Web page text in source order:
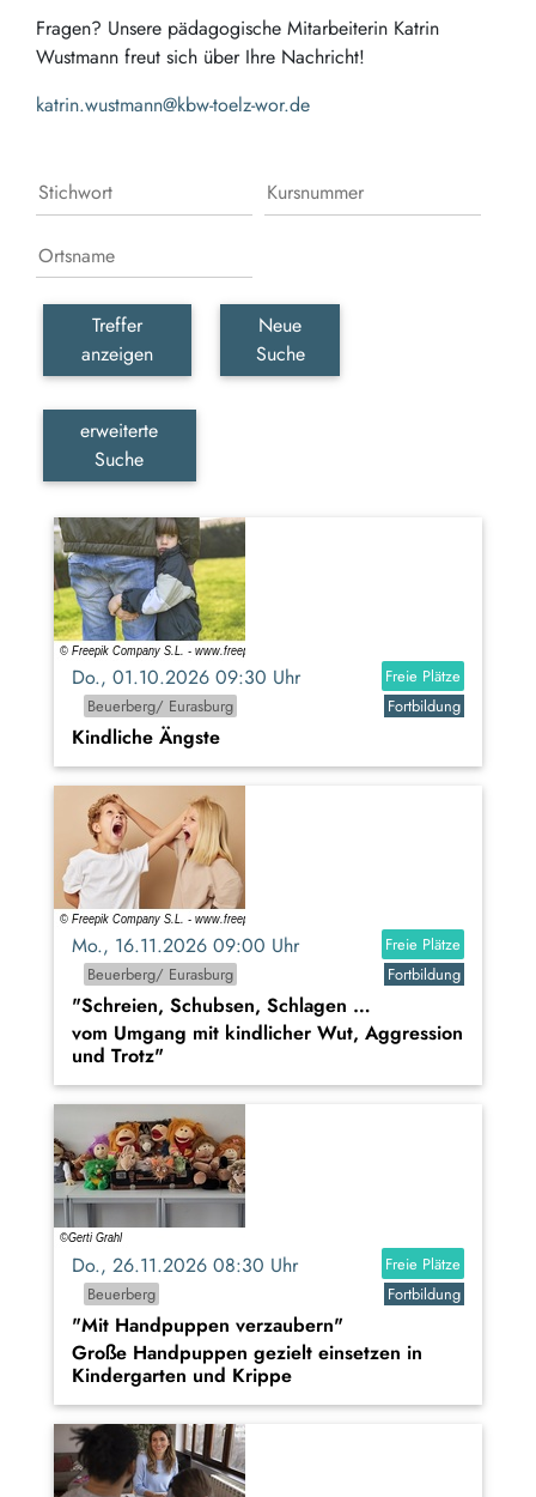
Fragen? Unsere pädagogische Mitarbeiterin Katrin
Wustmann freut sich über Ihre Nachricht!
katrin.wustmann@kbw-toelz-wor.de
Treffer
anzeigen
Neue
Suche
erweiterte
Suche
Do., 01.10.2026 09:30 Uhr
Freie Plätze
Beuerberg/ Eurasburg
Fortbildung
Kindliche Ängste
Mo., 16.11.2026 09:00 Uhr
Freie Plätze
Beuerberg/ Eurasburg
Fortbildung
"Schreien, Schubsen, Schlagen …
vom Umgang mit kindlicher Wut, Aggression
und Trotz"
Do., 26.11.2026 08:30 Uhr
Freie Plätze
Beuerberg
Fortbildung
"Mit Handpuppen verzaubern"
Große Handpuppen gezielt einsetzen in
Kindergarten und Krippe